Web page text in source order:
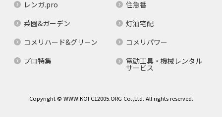
レンガ.pro
住急番
菜園&ガーデン
灯油宅配
コメリハード&グリーン
コメリパワー
プロ特集
電動工具・機械レンタル
サービス
Copyright © WWW.KOFC12005.ORG Co.,Ltd. All rights reserved.